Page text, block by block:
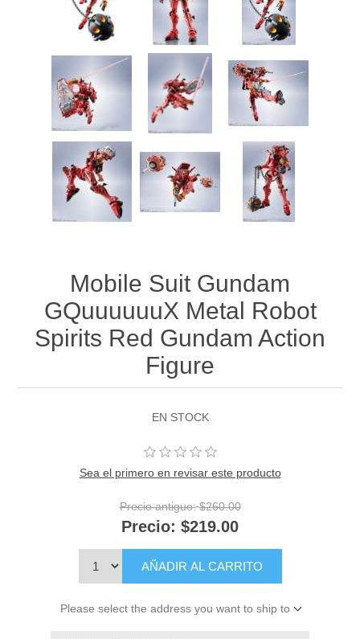
Mobile Suit Gundam
GQuuuuuuX Metal Robot
Spirits Red Gundam Action
Figure
EN STOCK
Sea el primero en revisar este producto
Precio antiguo: $260.00
Precio: $219.00
AÑADIR AL CARRITO
Please select the address you want to ship to